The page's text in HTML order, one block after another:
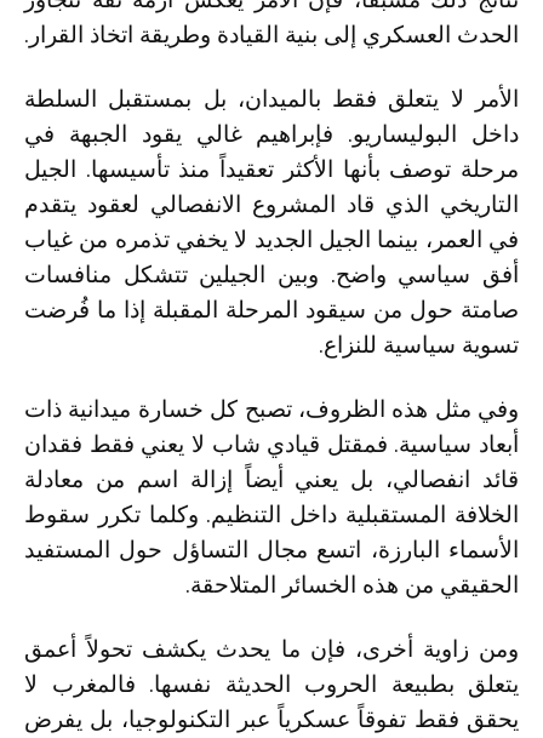
الحدث العسكري إلى بنية القيادة وطريقة اتخاذ القرار.
الأمر لا يتعلق فقط بالميدان، بل بمستقبل السلطة
داخل البوليساريو. فإبراهيم غالي يقود الجبهة في
مرحلة توصف بأنها الأكثر تعقيداً منذ تأسيسها. الجيل
التاريخي الذي قاد المشروع الانفصالي لعقود يتقدم
في العمر، بينما الجيل الجديد لا يخفي تذمره من غياب
أفق سياسي واضح. وبين الجيلين تتشكل منافسات
صامتة حول من سيقود المرحلة المقبلة إذا ما فُرضت
تسوية سياسية للنزاع.
وفي مثل هذه الظروف، تصبح كل خسارة ميدانية ذات
أبعاد سياسية. فمقتل قيادي شاب لا يعني فقط فقدان
قائد انفصالي، بل يعني أيضاً إزالة اسم من معادلة
الخلافة المستقبلية داخل التنظيم. وكلما تكرر سقوط
الأسماء البارزة، اتسع مجال التساؤل حول المستفيد
الحقيقي من هذه الخسائر المتلاحقة.
ومن زاوية أخرى، فإن ما يحدث يكشف تحولاً أعمق
يتعلق بطبيعة الحروب الحديثة نفسها. فالمغرب لا
يحقق فقط تفوقاً عسكرياً عبر التكنولوجيا، بل يفرض